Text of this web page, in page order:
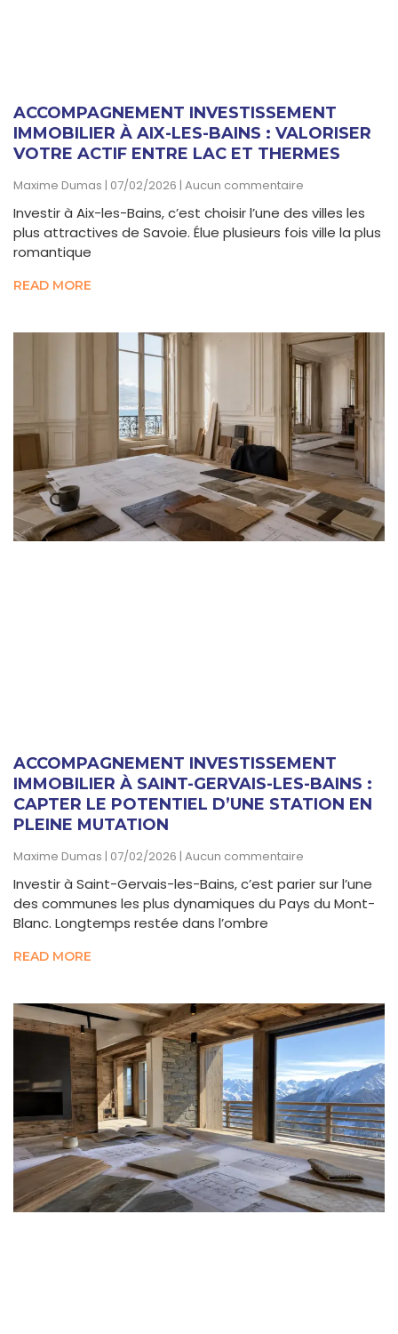
ACCOMPAGNEMENT INVESTISSEMENT
IMMOBILIER À AIX-LES-BAINS : VALORISER
VOTRE ACTIF ENTRE LAC ET THERMES
Maxime Dumas 07/02/2026 Aucun commentaire
Investir à Aix-les-Bains, c’est choisir l’une des villes les
plus attractives de Savoie. Élue plusieurs fois ville la plus
romantique
READ MORE
ACCOMPAGNEMENT INVESTISSEMENT
IMMOBILIER À SAINT-GERVAIS-LES-BAINS :
CAPTER LE POTENTIEL D’UNE STATION EN
PLEINE MUTATION
Maxime Dumas 07/02/2026 Aucun commentaire
Investir à Saint-Gervais-les-Bains, c’est parier sur l’une
des communes les plus dynamiques du Pays du Mont-
Blanc. Longtemps restée dans l’ombre
READ MORE